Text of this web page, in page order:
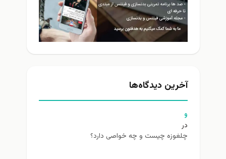
آخرین دیدگاه‌ها
و
در
چلغوزه چیست و چه خواصی دارد؟